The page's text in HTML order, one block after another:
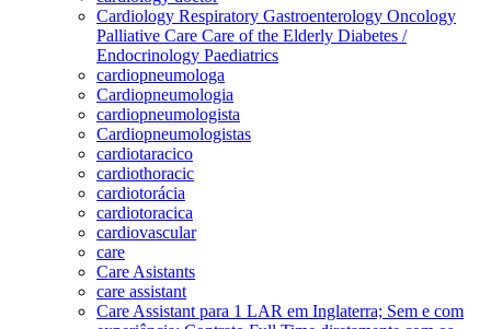
Cardiology Respiratory Gastroenterology Oncology
Palliative Care Care of the Elderly Diabetes /
Endocrinology Paediatrics
cardiopneumologa
Cardiopneumologia
cardiopneumologista
Cardiopneumologistas
cardiotaracico
cardiothoracic
cardiotorácia
cardiotoracica
cardiovascular
care
Care Asistants
care assistant
Care Assistant para 1 LAR em Inglaterra; Sem e com